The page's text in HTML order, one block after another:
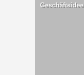
Geschäftsidee